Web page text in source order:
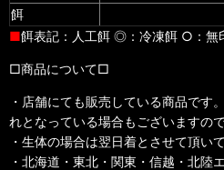
餌
■餌表記：人工餌 ◎：冷凍餌 ○：無
□商品について□
・店舗にても販売している商品で
れとなっている場合もございますの
・生体の場合は翌日着とさせて頂い
・北海道・東北・関東・信越・北陸